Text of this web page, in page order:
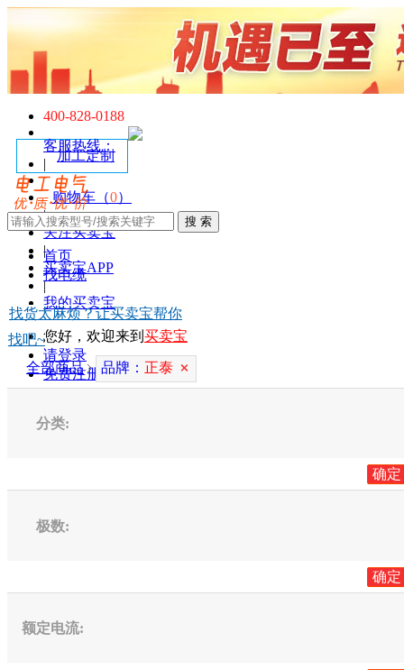
400-828-0188
客服热线：
|
购物车（0）
|
关注买卖宝
|
买卖宝APP
|
我的买卖宝
您好，欢迎来到 买卖宝
请登录
免费注册
加工定制
首页
找电缆
找货太麻烦？让买卖宝帮你
找吧~
全部商品
品牌： 正泰
分类:
确定
极数:
确定
额定电流: